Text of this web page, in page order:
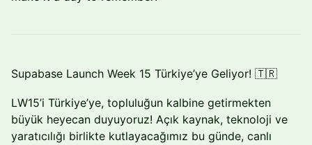
Supabase Launch Week 15 Türkiye’ye Geliyor! 🇹🇷
LW15’i Türkiye’ye, topluluğun kalbine getirmekten
büyük heyecan duyuyoruz! Açık kaynak, teknoloji ve
yaratıcılığı birlikte kutlayacağımız bu günde, canlı